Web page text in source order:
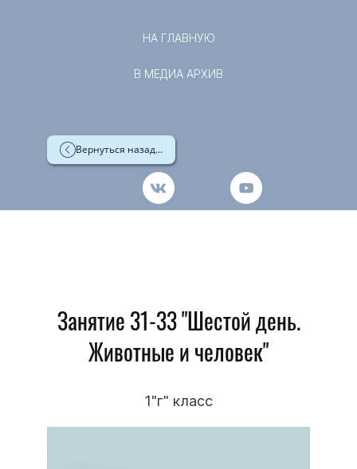
НА ГЛАВНУЮ
В МЕДИА АРХИВ
Вернуться назад...
Занятие 31-33 "Шестой день.
Животные и человек"
1"г" класс